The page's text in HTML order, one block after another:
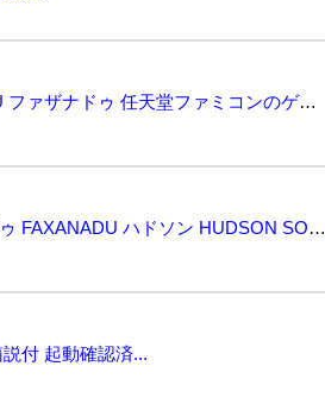
【動作品・カートリッジ】FAXANADU ファザナドゥ 任天堂ファミコンのゲームソフト NINTEN...
動作保証品 FC ファミコン ファザナドゥ FAXANADU ハドソン HUDSON SOFT 箱説...
付 起動確認済...